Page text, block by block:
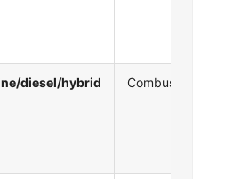
diesel/hybrid Combustible